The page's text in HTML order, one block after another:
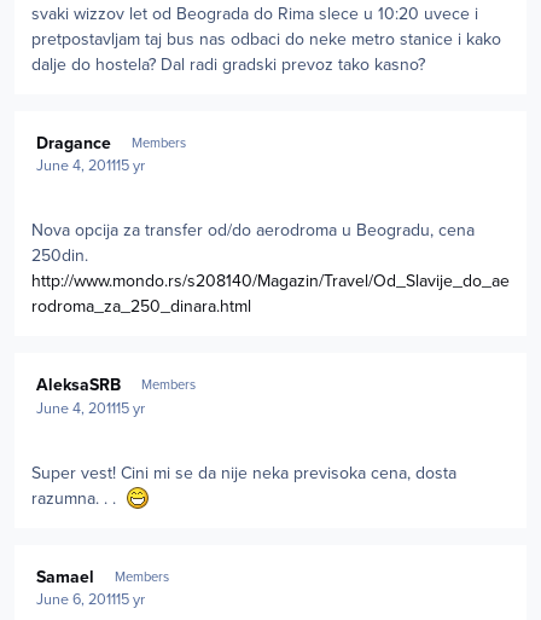
svaki wizzov let od Beograda do Rima slece u 10:20 uvece i
pretpostavljam taj bus nas odbaci do neke metro stanice i kako
dalje do hostela? Dal radi gradski prevoz tako kasno?
Dragance Members
June 4, 201115 yr
Nova opcija za transfer od/do aerodroma u Beogradu, cena
250din.
http://www.mondo.rs/s208140/Magazin/Travel/Od_Slavije_do_ae
rodroma_za_250_dinara.html
AleksaSRB Members
June 4, 201115 yr
Super vest! Cini mi se da nije neka previsoka cena, dosta
razumna. . .
Samael Members
June 6, 201115 yr